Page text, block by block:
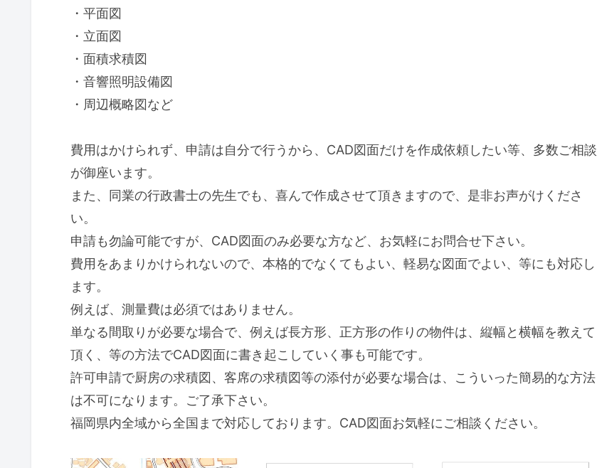
・平面図
・立面図
・面積求積図
・音響照明設備図
・周辺概略図など
費用はかけられず、申請は自分で行うから、CAD図面だけを作成依頼したい等、多数ご相談
が御座います。
また、同業の行政書士の先生でも、喜んで作成させて頂きますので、是非お声がけくださ
い。
申請も勿論可能ですが、CAD図面のみ必要な方など、お気軽にお問合せ下さい。
費用をあまりかけられないので、本格的でなくてもよい、軽易な図面でよい、等にも対応し
ます。
例えば、測量費は必須ではありません。
単なる間取りが必要な場合で、例えば長方形、正方形の作りの物件は、縦幅と横幅を教えて
頂く、等の方法でCAD図面に書き起こしていく事も可能です。
許可申請で厨房の求積図、客席の求積図等の添付が必要な場合は、こういった簡易的な方法
は不可になります。ご了承下さい。
福岡県内全域から全国まで対応しております。CAD図面お気軽にご相談ください。